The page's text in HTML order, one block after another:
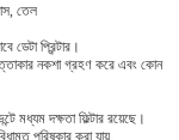
তেল
ডেটা প্রিন্টার।
নকশা গ্রহণ করে এবং কোন
মধ্যম দক্ষতা ফিল্টার রয়েছে।
পরিষ্কার করা যায়.